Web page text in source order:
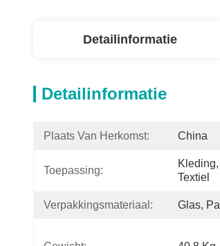
Detailinformatie
Detailinformatie
Plaats Van Herkomst: China
Toepassing:
Textiel
Verpakkingsmateriaal: Glas,